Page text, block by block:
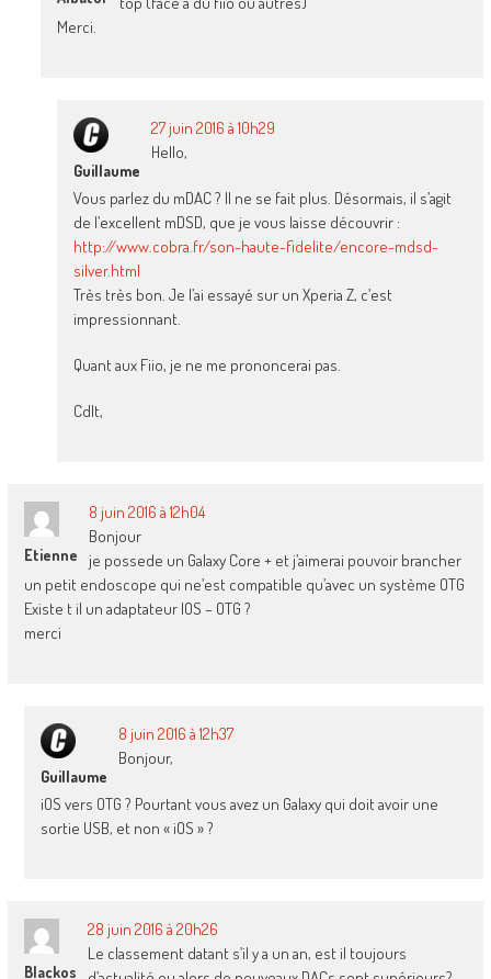
Merci.
Guillaume
27 juin 2016 à 10h29
Hello,
Vous parlez du mDAC ? Il ne se fait plus. Désormais, il s’agit
de l’excellent mDSD, que je vous laisse découvrir :
http://www.cobra.fr/son-haute-fidelite/encore-mdsd-
silver.html
Très très bon. Je l’ai essayé sur un Xperia Z, c’est
impressionnant.
Quant aux Fiio, je ne me prononcerai pas.
Cdlt,
Etienne
8 juin 2016 à 12h04
Bonjour
je possede un Galaxy Core + et j’aimerai pouvoir brancher
un petit endoscope qui ne’est compatible qu’avec un système OTG
Existe t il un adaptateur IOS – OTG ?
merci
Guillaume
8 juin 2016 à 12h37
Bonjour,
iOS vers OTG ? Pourtant vous avez un Galaxy qui doit avoir une
sortie USB, et non « iOS » ?
Blackos
28 juin 2016 à 20h26
Le classement datant s’il y a un an, est il toujours